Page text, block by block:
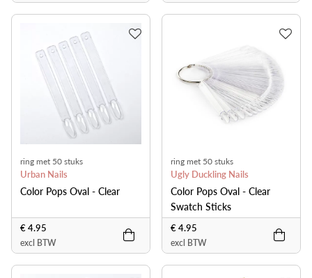
ring met 50 stuks
Urban Nails
Color Pops Oval - Clear
€ 4.95
excl BTW
ring met 50 stuks
Ugly Duckling Nails
Color Pops Oval - Clear
Swatch Sticks
€ 4.95
excl BTW